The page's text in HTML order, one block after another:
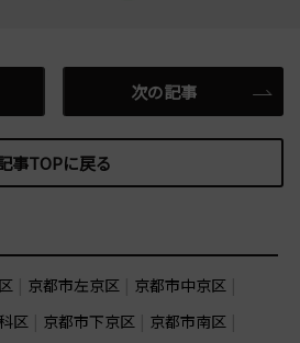
事TOPに戻る
次の記事
京都市左京区
京都市中京区
区 京都市下京区
京都市南区